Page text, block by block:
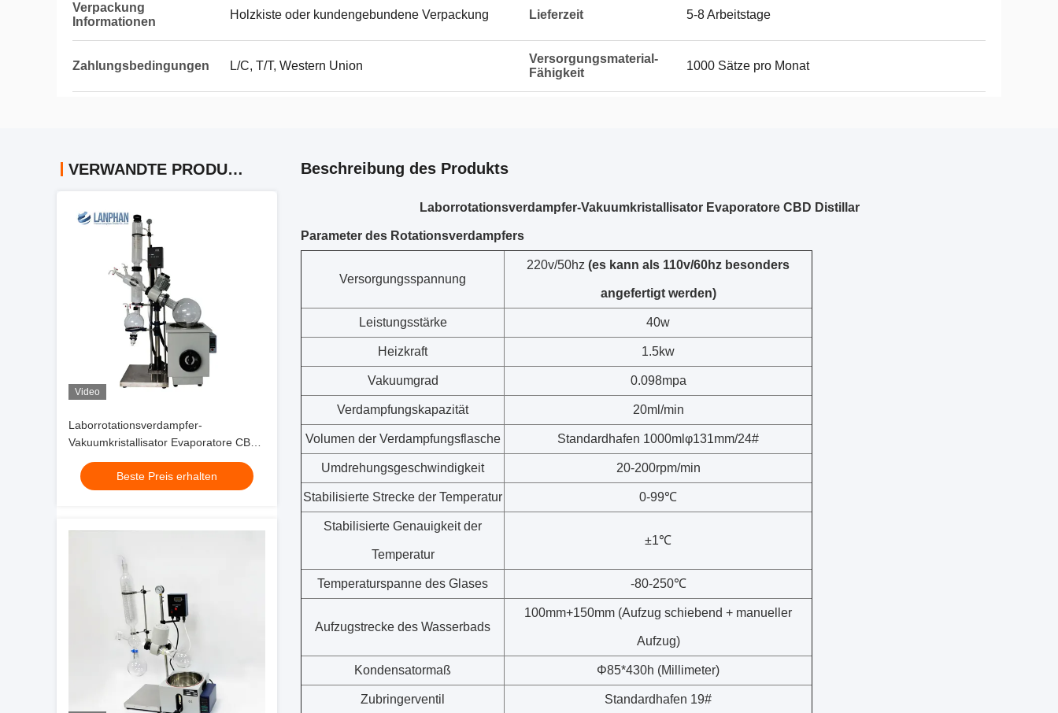
Verpackung
Informationen
Holzkiste oder kundengebundene Verpackung Lieferzeit 5-8 Arbeitstage
Zahlungsbedingungen L/C, T/T, Western Union
Versorgungsmaterial-
Fähigkeit
1000 Sätze pro Monat
VERWANDTE PRODUKTE
Video
Laborrotationsverdampfer-
Vakuumkristallisator Evaporatore CBD
Distillar
Beste Preis erhalten
Beschreibung des Produkts
Laborrotationsverdampfer-Vakuumkristallisator Evaporatore CBD Distillar
Parameter des Rotationsverdampfers
Versorgungsspannung
220v/50hz (es kann als 110v/60hz besonders
angefertigt werden)
Leistungsstärke 40w
Heizkraft 1.5kw
Vakuumgrad 0.098mpa
Verdampfungskapazität 20ml/min
Volumen der Verdampfungsflasche Standardhafen 1000mlφ131mm/24#
Umdrehungsgeschwindigkeit 20-200rpm/min
Stabilisierte Strecke der Temperatur 0-99℃
Stabilisierte Genauigkeit der
Temperatur
±1℃
Temperaturspanne des Glases -80-250℃
Aufzugstrecke des Wasserbads
100mm+150mm (Aufzug schiebend + manueller
Aufzug)
Kondensatormaß Φ85*430h (Millimeter)
Zubringerventil Standardhafen 19#